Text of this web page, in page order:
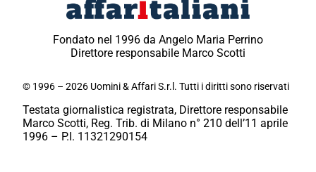
Fondato nel 1996 da Angelo Maria Perrino
Direttore responsabile Marco Scotti
© 1996 – 2026 Uomini & Affari S.r.l. Tutti i diritti sono riservati
Testata giornalistica registrata, Direttore responsabile
Marco Scotti, Reg. Trib. di Milano n° 210 dell’11 aprile
1996 – P.I. 11321290154